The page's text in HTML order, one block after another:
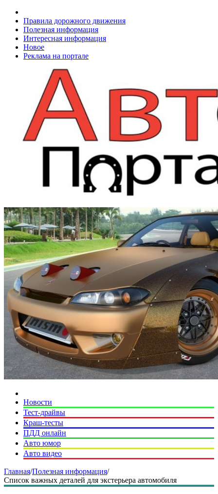
Правила дорожного движения
Полезная информация
Интересная информация
Новое
Реклама на портале
Новости
Тест-драйвы
Краш-тесты
ПДД онлайн
Авто юмор
Авто видео
Главная/Полезная информация/
Список важных деталей для экстерьера автомобиля